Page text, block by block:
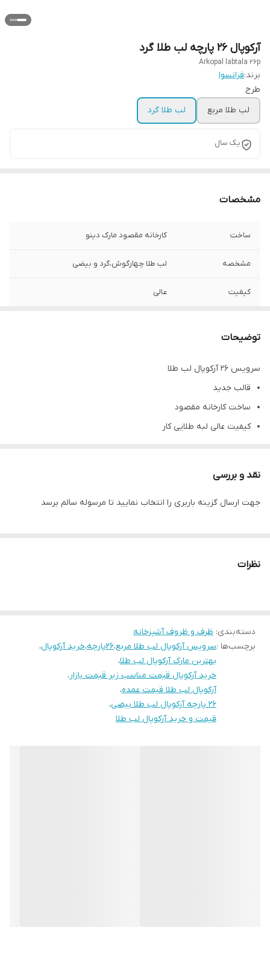
آرکوپال ۲۶ پارچه لب طلا گرد
Arkopal labtala 26p
برند:فرانسوا
طرح
لب طلا مربع
لب طلا گرد
یک سال
مشخصات
ساخت کارخانه مقصود مارک دینو
مشخصه لب طلا چهارگوش،گرد و بیضی
کیفیت عالی
توضیحات
سرویس 26 آرکوپال لب طلا
قالب جدید
ساخت کارخانه مقصود
کیفیت عالی لبه طلایی کار
بشقاب پلو : شش عدد
بشقاب خورش : شش عدد
پیاله ماست : شش عدد
نقد و بررسی
جهت ارسال گزینه باربری را انتخاب نمایید تا مرسوله سالم برسد
نظرات
دسته‌بندی: ظرف و ظروف آشپزخانه
برچسب‌ها :سرویس آرکوپال لب طلا مربع،۲۶پارچه ،خرید آرکوپال،
بهترین مارک آرکوپال لب طلا،
خرید آرکوپال قیمت مناسب زیر قیمت بازار،
آرکوپال لب طلا قیمت عمده،
۲۶ پارچه آرکوپال لب طلا بیضی
،
قیمت و خرید آرکوپال لب طلا